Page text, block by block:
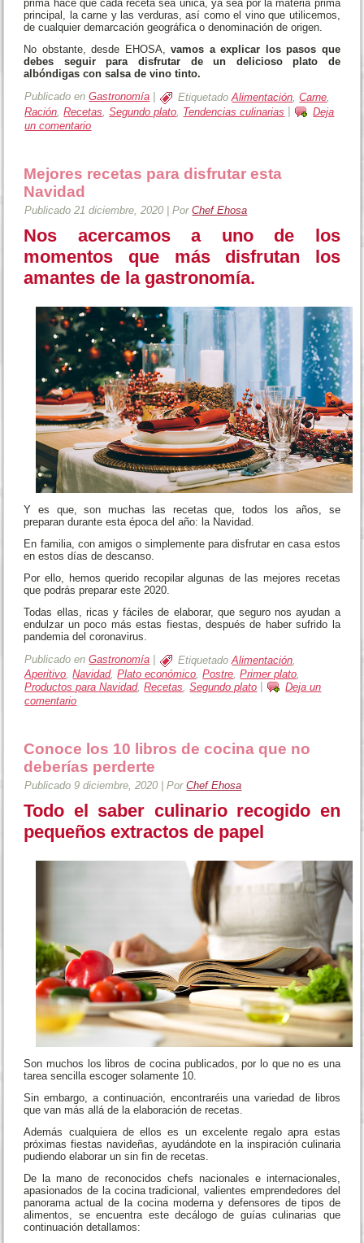
prima hace que cada receta sea única, ya sea por la materia prima
principal, la carne y las verduras, así como el vino que utilicemos,
de cualquier demarcación geográfica o denominación de origen.
No obstante, desde EHOSA,vamos a explicar los pasos que
debes seguir para disfrutar de un delicioso plato de
albóndigas con salsa de vino tinto.
Publicado en Gastronomía Etiquetado Alimentación ,Carne
Ración ,Recetas ,Segundo plato Tendencias culinarias
Deja
un comentario
Mejores recetas para disfrutar esta
Navidad
Publicado 21 diciembre, 2020 |Por Chef Ehosa
Nos acercamos a uno de los
momentos que más disfrutan los
amantes de la gastronomía.
Y es que, son muchas las recetas que, todos los años, se
preparan durante esta época del año: la Navidad.
En familia, con amigos o simplemente para disfrutar en casa estos
en estos días de descanso.
Por ello, hemos querido recopilar algunas de las mejores recetas
que podrás preparar este 2020.
Todas ellas, ricas y fáciles de elaborar, que seguro nos ayudan a
endulzar un poco más estas fiestas, después de haber sufrido la
pandemia del coronavirus.
Publicado en Gastronomía Etiquetado Alimentación
Aperitivo,Navidad,Plato económico,Postre,Primer plato,
Productos para Navidad,Recetas ,Segundo plato
Deja un
comentario
Conoce los 10 libros de cocina que no
deberías perderte
Publicado 9 diciembre, 2020 |Por Chef Ehosa
Todo el saber culinario recogido en
pequeños extractos de papel
Son muchos los libros de cocina publicados, por lo que no es una
tarea sencilla escoger solamente 10.
Sin embargo, a continuación, encontraréis una variedad de libros
que van más allá de la elaboración de recetas.
Además cualquiera de ellos es un excelente regalo apra estas
próximas fiestas navideñas, ayudándote en la inspiración culinaria
pudiendo elaborar un sin fin de recetas.
De la mano de reconocidos chefs nacionales e internacionales,
apasionados de la cocina tradicional, valientes emprendedores del
panorama actual de la cocina moderna y defensores de tipos de
alimentos, se encuentra este decálogo de guías culinarias que
continuación detallamos: